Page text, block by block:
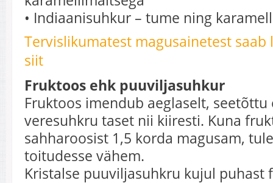
• Indiaanisuhkur – tume ning
Tervislikumatest magusainetest
siit
Fruktoos ehk puuviljasuhkur
Fruktoos imendub aeglaselt,
veresuhkru taset nii kiiresti. Kuna
sahharoosist 1,5 korda magusam,
toitudesse vähem.
Kristalse puuviljasuhkru kujul puhast